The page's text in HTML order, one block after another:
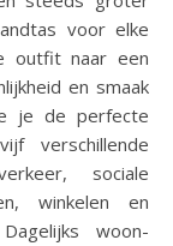
voor elke
outfit naar een
en smaak
je de perfecte
verschillende
sociale
winkelen en
woon-